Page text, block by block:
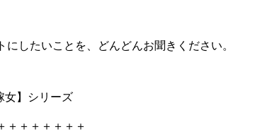
したいことを、どんどんお聞きください。
女】シリーズ
＋＋＋＋＋＋＋